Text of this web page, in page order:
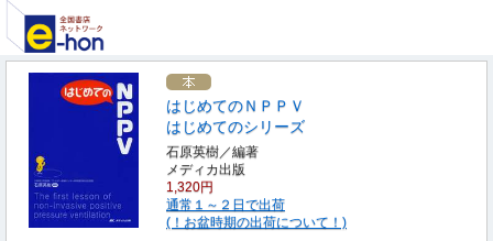
はじめてのＮＰＰＶ
はじめてのシリーズ
石原英樹／編著
メディカ出版
1,320円
通常１～２日で出荷
(！お盆時期の出荷について！)